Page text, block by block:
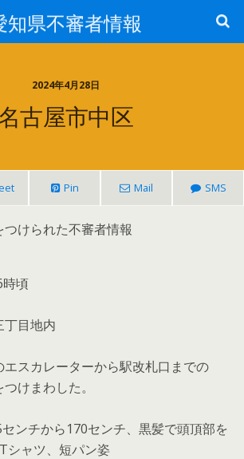
知県不審者情報
2024年4月28日
古屋市中区
Pin Mail SMS
つけられた不審者情報
時頃
丁目地内
エスカレーターから駅改札口までの
けまわした。
ンチから170センチ、黒髪で頭頂部を
シャツ、短パン姿